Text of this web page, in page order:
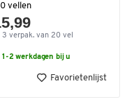
vellen
verpak. van 20 vel
1-2 werkdagen bij u
Favorietenlijst